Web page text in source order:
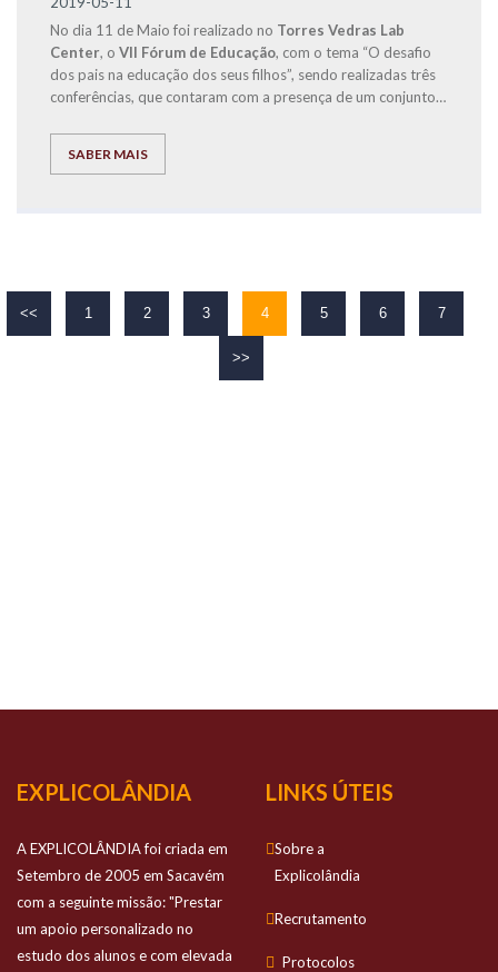
No dia 11 de Maio foi realizado no Torres Vedras Lab
Center, o VII Fórum de Educação, com o tema “O desafio
dos pais na educação dos seus filhos”, sendo realizadas três
conferências, que contaram com a presença de um conjunto
SABER MAIS
<< 1 2 3 4 5 6 7
>>
EXPLICOLÂNDIA
A EXPLICOLÂNDIA foi criada em
Setembro de 2005 em Sacavém
com a seguinte missão: "Prestar
um apoio personalizado no
estudo dos alunos e com elevada
LINKS ÚTEIS
Sobre a
Explicolândia
Recrutamento
Protocolos